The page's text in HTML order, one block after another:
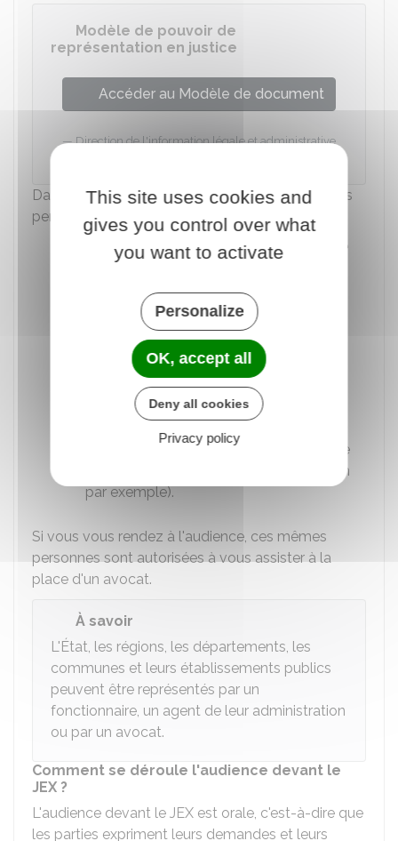
Modèle de pouvoir de
représentation en justice
Accéder au Modèle de document
Direction de l'information légale et administrative
Dans votre pouvoir, vous devez désigner une des
personnes suivantes :
Personne avec qui vousvivez en couple
Votre enfant
Votre frère ou votre sœur
Votre neveu ou votre nièce
Votre tante ou votre oncle
personnel ou à votre entreprise (le juriste
de l'entreprise ou un employé de maison
par exemple).
Si vous vous rendez à l'audience, ces mêmes
personnes sont autorisées à vous assister à la
place d'un avocat.
À savoir
L'État, les régions, les départements, les
communes et leurs établissements publics
peuvent être représentés par un
fonctionnaire, un agent de leur administration
ou par un avocat.
Comment se déroule l'audience devant le
JEX ?
L'audience devant le JEX est orale, c'est-à-dire que
les parties expriment leurs demandes et leurs
This site uses cookies and
gives you control over what
you want to activate
Personalize
OK, accept all
Deny all cookies
Privacy policy